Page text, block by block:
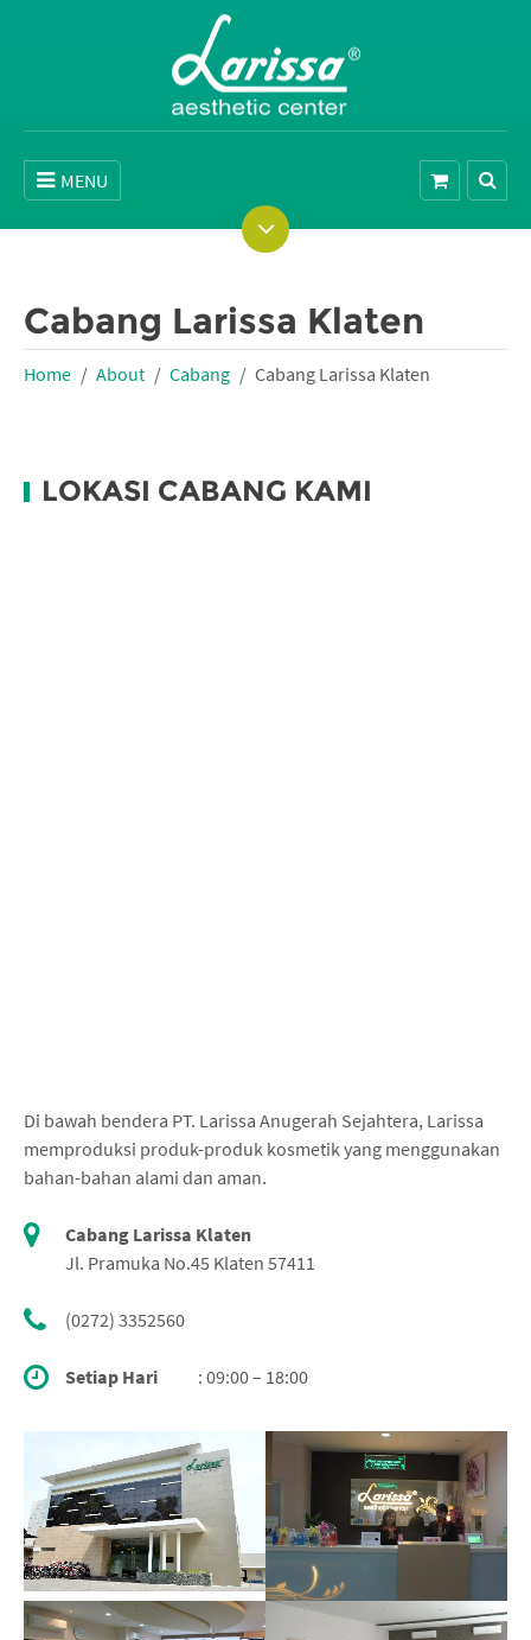
MENU
Cabang Larissa Klaten
Home About Cabang Cabang Larissa Klaten
LOKASI CABANG KAMI
Di bawah bendera PT. Larissa Anugerah Sejahtera, Larissa
memproduksi produk-produk kosmetik yang menggunakan
bahan-bahan alami dan aman.
Cabang Larissa Klaten
Jl. Pramuka No.45 Klaten 57411
(0272) 3352560
Setiap Hari : 09:00 – 18:00